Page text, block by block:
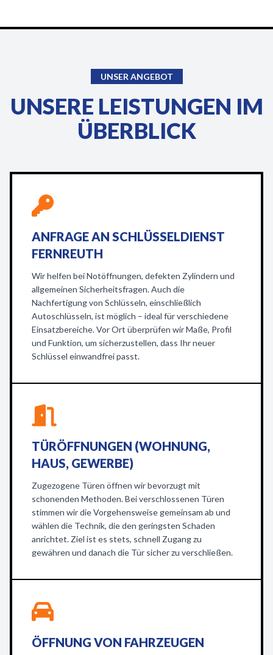
UNSER ANGEBOT
UNSERE LEISTUNGEN IM
ÜBERBLICK
ANFRAGE AN SCHLÜSSELDIENST
FERNREUTH
Wir helfen bei Notöffnungen, defekten Zylindern und
allgemeinen Sicherheitsfragen. Auch die
Nachfertigung von Schlüsseln, einschließlich
Autoschlüsseln, ist möglich – ideal für verschiedene
Einsatzbereiche. Vor Ort überprüfen wir Maße, Profil
und Funktion, um sicherzustellen, dass Ihr neuer
Schlüssel einwandfrei passt.
TÜRÖFFNUNGEN (WOHNUNG,
HAUS, GEWERBE)
Zugezogene Türen öffnen wir bevorzugt mit
schonenden Methoden. Bei verschlossenen Türen
stimmen wir die Vorgehensweise gemeinsam ab und
wählen die Technik, die den geringsten Schaden
anrichtet. Ziel ist es stets, schnell Zugang zu
gewähren und danach die Tür sicher zu verschließen.
ÖFFNUNG VON FAHRZEUGEN